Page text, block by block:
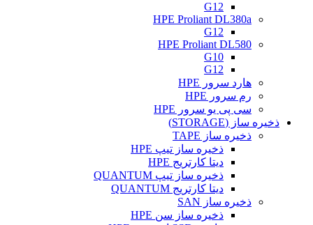
G12
HPE Proliant DL380a
G12
HPE Proliant DL580
G10
G12
هارد سرور HPE
رم سرور HPE
سی پی یو سرور HPE
ذخیره ساز (STORAGE)
ذخیره ساز TAPE
ذخیره ساز تیپ HPE
دیتا کارتریج HPE
ذخیره ساز تیپ QUANTUM
دیتا کارتریج QUANTUM
ذخیره ساز SAN
ذخیره ساز سن HPE